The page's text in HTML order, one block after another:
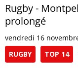
Rugby -
prolongé
vendredi 16
RUGBY
TOP 14